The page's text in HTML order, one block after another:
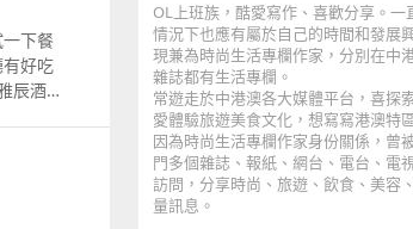
下餐
好吃
辰酒
充滿
宗葡
烹煮
OL上班族，酷愛寫作、喜歡分享。一
情況下也應有屬於自己的時間和發展
現兼為時尚生活專欄作家，分別在中
雜誌都有生活專欄。
常遊走於中港澳各大媒體平台，喜探
愛體驗旅遊美食文化，想寫寫港澳特
因為時尚生活專欄作家身份關係，曾
門多個雜誌、 報紙、網台、電台、電
訪問，分享時尚、旅遊、 飲食、美容
量訊息。